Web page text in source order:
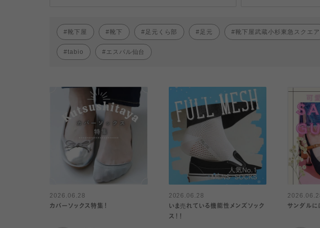
靴下屋 靴下 足元くら部 足元 靴下屋武蔵小杉東急スクエア
tabio エスパル仙台
2026.06.28
カバーソックス特集！
2026.06.28
いま売れている機能性メンズソック
ス！！
サンダルに